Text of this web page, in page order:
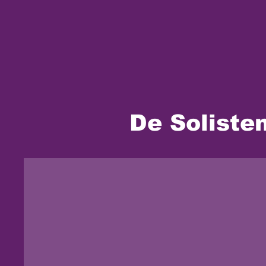
De